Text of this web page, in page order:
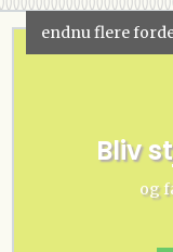
endnu flere
Bliv
og